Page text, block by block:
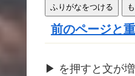
ふりがなをつける
前のページと
▶ を押すと文が増